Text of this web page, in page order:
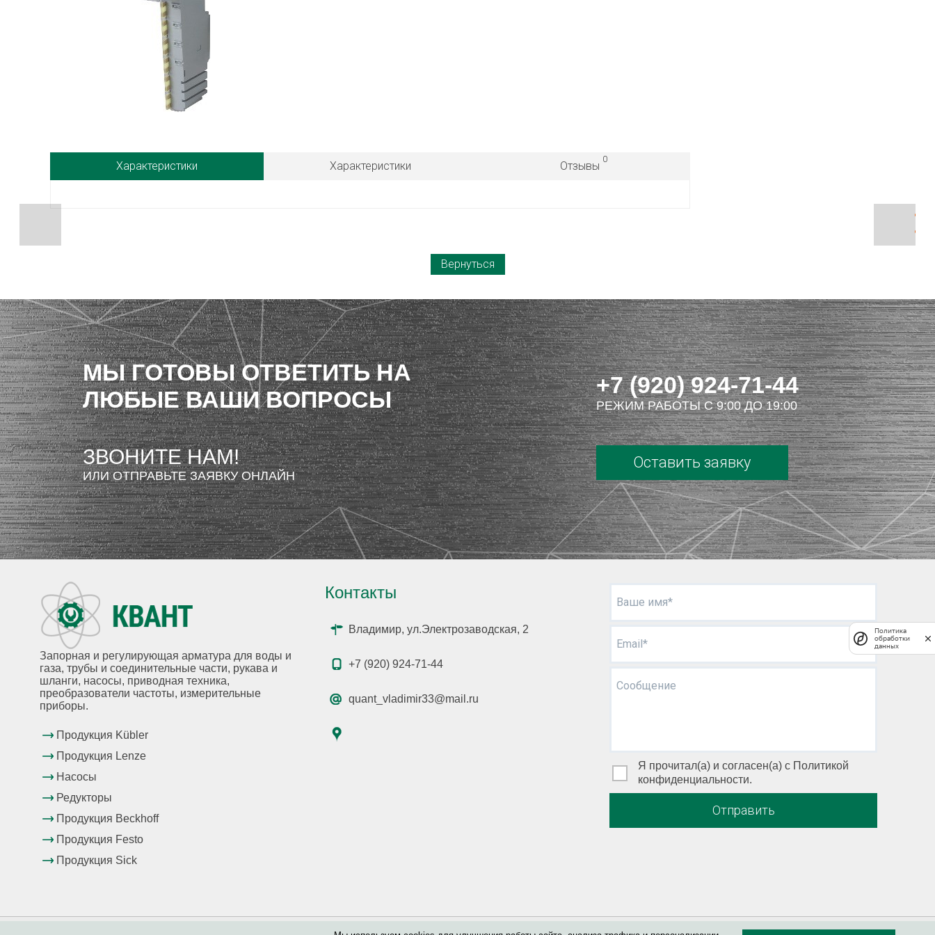
Характеристики Характеристики Отзывы
0
Вернуться
МЫ ГОТОВЫ ОТВЕТИТЬ НА
ЛЮБЫЕ ВАШИ ВОПРОСЫ
ЗВОНИТЕ НАМ!
ИЛИ ОТПРАВЬТЕ ЗАЯВКУ ОНЛАЙН
+7 (920) 924-71-44
РЕЖИМ РАБОТЫ С 9:00 ДО 19:00
Оставить заявку
Запорная и регулирующая арматура для воды и
газа, трубы и соединительные части, рукава и
шланги, насосы, приводная техника,
преобразователи частоты, измерительные
приборы.
Продукция Kübler
Продукция Lenze
Насосы
Редукторы
Продукция Beckhoff
Продукция Festo
Продукция Sick
Контакты
Владимир, ул.Электрозаводская, 2
+7 (920) 924-71-44
quant_vladimir33@mail.ru
Ваше имя*
Email*
Сообщение
Я прочитал(а) и согласен(а) с Политикой
конфиденциальности.
Отправить
Политика
обработки
данных